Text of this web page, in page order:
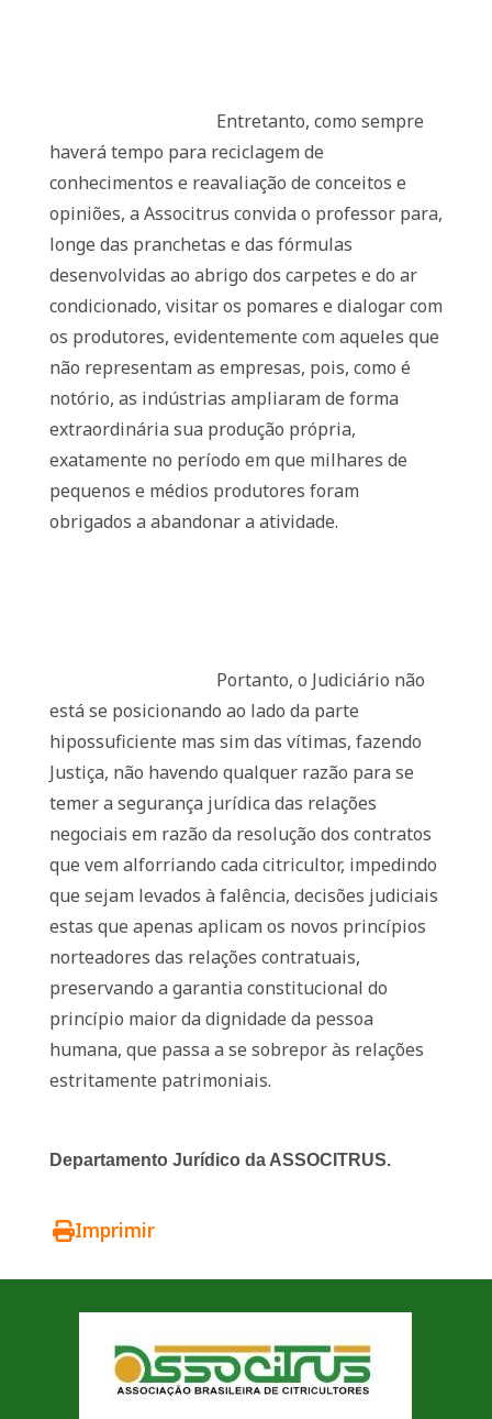
Entretanto, como sempre
haverá tempo para reciclagem de
conhecimentos e reavaliação de conceitos e
opiniões, a Associtrus convida o professor para,
longe das pranchetas e das fórmulas
desenvolvidas ao abrigo dos carpetes e do ar
condicionado, visitar os pomares e dialogar com
os produtores, evidentemente com aqueles que
não representam as empresas, pois, como é
notório, as indústrias ampliaram de forma
extraordinária sua produção própria,
exatamente no período em que milhares de
pequenos e médios produtores foram
obrigados a abandonar a atividade.
Portanto, o Judiciário não
está se posicionando ao lado da parte
hipossuficiente mas sim das vítimas, fazendo
Justiça, não havendo qualquer razão para se
temer a segurança jurídica das relações
negociais em razão da resolução dos contratos
que vem alforriando cada citricultor, impedindo
que sejam levados à falência, decisões judiciais
estas que apenas aplicam os novos princípios
norteadores das relações contratuais,
preservando a garantia constitucional do
princípio maior da dignidade da pessoa
humana, que passa a se sobrepor às relações
estritamente patrimoniais.
Departamento Jurídico da ASSOCITRUS.
Imprimir